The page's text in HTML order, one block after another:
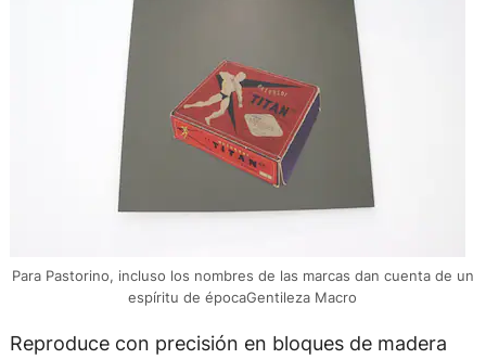
Para Pastorino, incluso los nombres de las marcas dan cuenta de un
espíritu de épocaGentileza Macro
Reproduce con precisión en bloques de madera